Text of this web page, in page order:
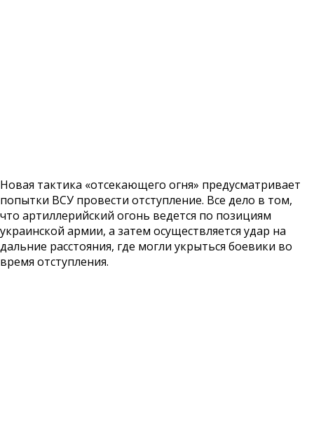
Новая тактика «отсекающего огня» предусматривает
попытки ВСУ провести отступление. Все дело в том,
что артиллерийский огонь ведется по позициям
украинской армии, а затем осуществляется удар на
дальние расстояния, где могли укрыться боевики во
время отступления.